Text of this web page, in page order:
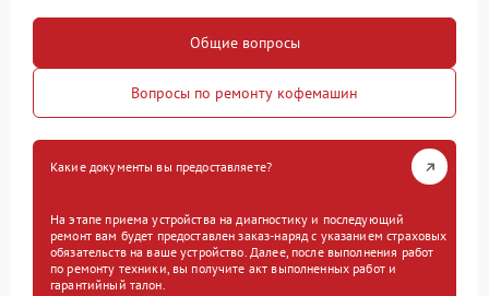
Общие вопросы
Вопросы по ремонту кофемашин
Какие документы вы предоставляете?
На этапе приема устройства на диагностику и последующий
ремонт вам будет предоставлен заказ-наряд с указанием страховых
обязательств на ваше устройство. Далее, после выполнения работ
по ремонту техники, вы получите акт выполненных работ и
гарантийный талон.